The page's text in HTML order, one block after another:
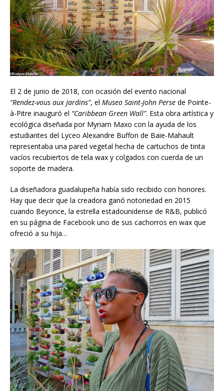
El 2 de junio de 2018, con ocasión del evento nacional
“Rendez-vous aux Jardins”, el Museo Saint-John Perse de Pointe-
à-Pitre inauguró el “Caribbean Green Wall”. Esta obra artística y
ecológica diseñada por Myriam Maxo con la ayuda de los
estudiantes del Lyceo Alexandre Buffon de Baie-Mahault
representaba una pared vegetal hecha de cartuchos de tinta
vacíos recubiertos de tela wax y colgados con cuerda de un
soporte de madera.
La diseñadora guadalupeña había sido recibido con honores.
Hay que decir que la creadora ganó notoriedad en 2015
cuando Beyonce, la estrella estadounidense de R&B, publicó
en su página de Facebook uno de sus cachorros en wax que
ofreció a su hija…